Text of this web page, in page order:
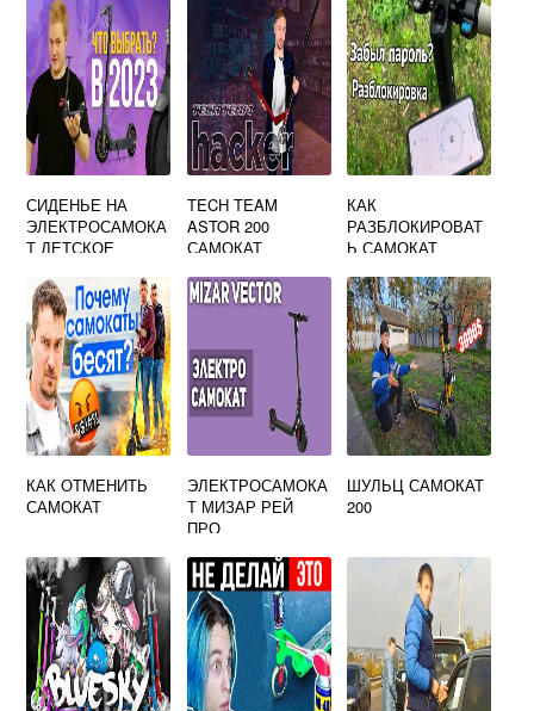
СИДЕНЬЕ НА
ЭЛЕКТРОСАМОКА
Т ДЕТСКОЕ
TECH TEAM
ASTOR 200
САМОКАТ
КАК
РАЗБЛОКИРОВАТ
Ь САМОКАТ
КАК ОТМЕНИТЬ
САМОКАТ
ЭЛЕКТРОСАМОКА
Т МИЗАР РЕЙ
ПРО
ШУЛЬЦ САМОКАТ
200